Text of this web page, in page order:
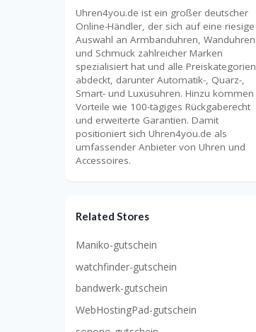
Uhren4you.de ist ein großer deutscher
Online-Händler, der sich auf eine riesige
Auswahl an Armbanduhren, Wanduhren
und Schmuck zahlreicher Marken
spezialisiert hat und alle Preiskategorien
abdeckt, darunter Automatik-, Quarz-,
Smart- und Luxusuhren. Hinzu kommen
Vorteile wie 100-tägiges Rückgaberecht
und erweiterte Garantien. Damit
positioniert sich Uhren4you.de als
umfassender Anbieter von Uhren und
Accessoires.
Related Stores
Maniko-gutschein
watchfinder-gutschein
bandwerk-gutschein
WebHostingPad-gutschein